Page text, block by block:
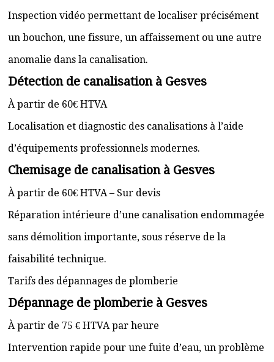
Inspection vidéo permettant de localiser précisément
un bouchon, une fissure, un affaissement ou une autre
anomalie dans la canalisation.
Détection de canalisation à Gesves
À partir de 60€ HTVA
Localisation et diagnostic des canalisations à l’aide
d’équipements professionnels modernes.
Chemisage de canalisation à Gesves
À partir de 60€ HTVA – Sur devis
Réparation intérieure d’une canalisation endommagée
sans démolition importante, sous réserve de la
faisabilité technique.
Tarifs des dépannages de plomberie
Dépannage de plomberie à Gesves
À partir de 75 € HTVA par heure
Intervention rapide pour une fuite d’eau, un problème